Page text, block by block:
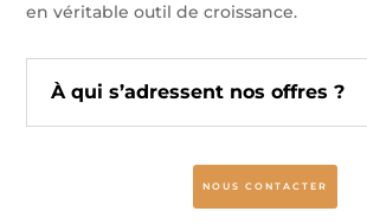
en véritable outil de croissance.
À qui s’adressent nos offres ?
NOUS CONTACTER